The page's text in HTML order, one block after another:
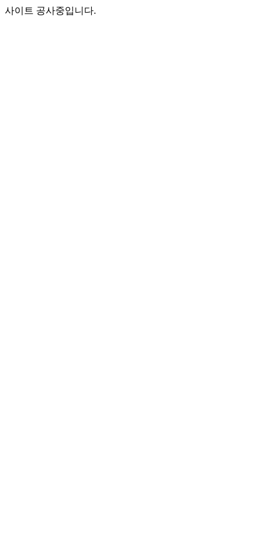
사이트 공사중입니다.